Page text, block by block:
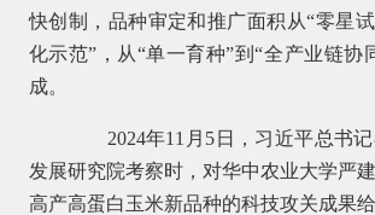
快创制，品种审定和推广面积从“零星
化示范”，从“单一育种”到“全产业链协
成。
2024年11月5日，习近平总书记
发展研究院考察时，对华中农业大学严
高产高蛋白玉米新品种的科技攻关成果